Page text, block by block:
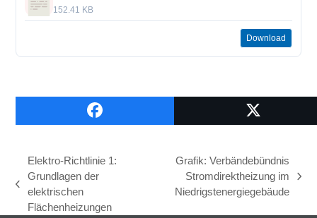
152.41 KB
Download
vorheriger
Beitrag:
Elektro-Richtlinie 1:
Grundlagen der
elektrischen
Flächenheizungen
Nächster
Beitrag:
Grafik: Verbändebündnis
Stromdirektheizung im
Niedrigstenergiegebäude